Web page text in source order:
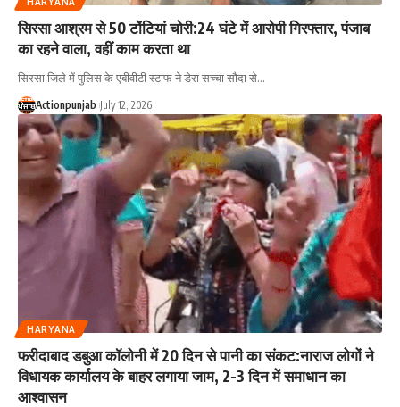
सिरसा आश्रम से 50 टोंटियां चोरी:24 घंटे में आरोपी गिरफ्तार, पंजाब
का रहने वाला, वहीं काम करता था
सिरसा जिले में पुलिस के एबीवीटी स्टाफ ने डेरा सच्चा सौदा से…
Actionpunjab July 12, 2026
HARYANA
फरीदाबाद डबुआ कॉलोनी में 20 दिन से पानी का संकट:नाराज लोगों ने
विधायक कार्यालय के बाहर लगाया जाम, 2-3 दिन में समाधान का
आश्वासन